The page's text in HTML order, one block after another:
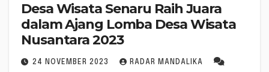
Desa Wisata Senaru Raih Juara
dalam Ajang Lomba Desa Wisata
Nusantara 2023
24 NOVEMBER 2023 RADAR MANDALIKA